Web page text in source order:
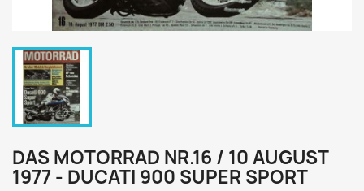
DAS MOTORRAD NR.16 / 10 AUGUST
1977 - DUCATI 900 SUPER SPORT